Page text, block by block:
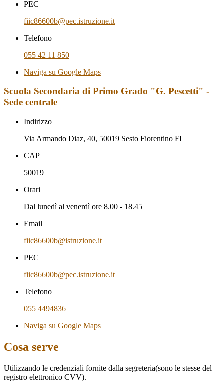
PEC
fiic86600b@pec.istruzione.it
Telefono
055 42 11 850
Naviga su Google Maps
Scuola Secondaria di Primo Grado "G. Pescetti" -
Sede centrale
Indirizzo
Via Armando Diaz, 40, 50019 Sesto Fiorentino FI
CAP
50019
Orari
Dal lunedì al venerdì ore 8.00 - 18.45
Email
fiic86600b@istruzione.it
PEC
fiic86600b@pec.istruzione.it
Telefono
055 4494836
Naviga su Google Maps
Cosa serve
Utilizzando le credenziali fornite dalla segreteria(sono le stesse del
registro elettronico CVV).